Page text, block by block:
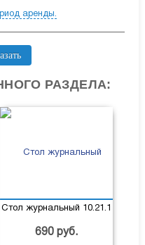
аренды.
РАЗДЕЛА:
Стол журнальный 10.21.1
690 руб.